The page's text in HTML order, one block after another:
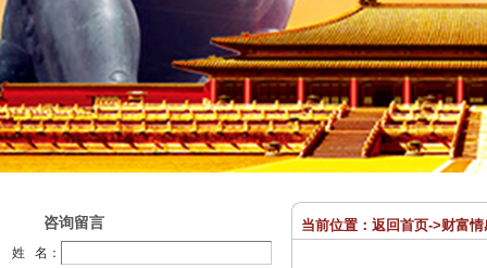
咨询留言
姓 名：
当前位置： 返回首页->财富情